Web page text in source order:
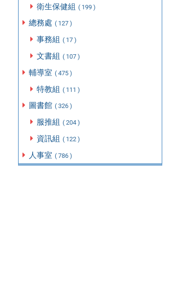
衛生保健組 ( 199 )
總務處 ( 127 )
事務組 ( 17 )
文書組 ( 107 )
輔導室 ( 475 )
特教組 ( 111 )
圖書館 ( 326 )
服推組 ( 204 )
資訊組 ( 122 )
人事室 ( 786 )